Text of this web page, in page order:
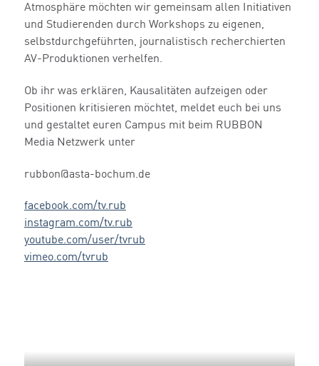
Atmosphäre möchten wir gemeinsam allen Initiativen
und Studierenden durch Workshops zu eigenen,
selbstdurchgeführten, journalistisch recherchierten
AV-Produktionen verhelfen.
Ob ihr was erklären, Kausalitäten aufzeigen oder
Positionen kritisieren möchtet, meldet euch bei uns
und gestaltet euren Campus mit beim RUBBON
Media Netzwerk unter
rubbon@asta-bochum.de
facebook.com/tv.rub
instagram.com/tv.rub
youtube.com/user/tvrub
vimeo.com/tvrub